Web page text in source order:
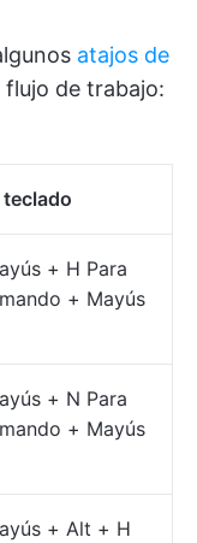
atajos de
flujo de trabajo:
+ H Para
+ Mayús
+ N Para
+ Mayús
+ Alt + H